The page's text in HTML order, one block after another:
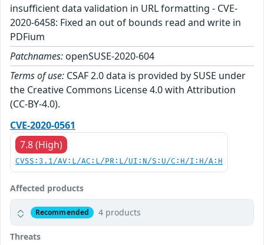
insufficient data validation in URL formatting - CVE-
2020-6458: Fixed an out of bounds read and write in
PDFium
Patchnames: openSUSE-2020-604
Terms of use: CSAF 2.0 data is provided by SUSE under
the Creative Commons License 4.0 with Attribution
(CC-BY-4.0).
CVE-2020-0561
7.8 (High)
CVSS:3.1/AV:L/AC:L/PR:L/UI:N/S:U/C:H/I:H/A:H
Affected products
Recommended 4 products
Threats